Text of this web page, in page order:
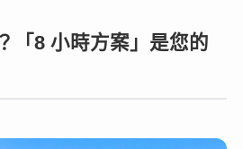
「8 小時方案」是您的